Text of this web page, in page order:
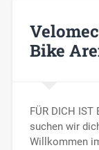
Bike
FÜR DICH IST
suchen wir
Willkommen